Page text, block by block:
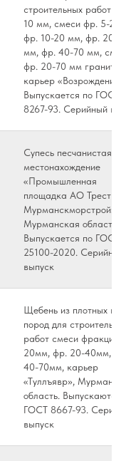
строительных работ
10 мм, смеси фр. 5-20
фр. 10-20 мм, фр. 20-
мм, фр. 40-70 мм,
фр. 20-70 мм
карьер «Возрождение».
Выпускается по ГОСТ
8267-93. Серийный
Супесь песчанистая,
местонахождение
«Промышленная
площадка АО Трест
Мурманскморстрой»,
Мурманская область.
Выпускается по ГОСТ
25100-2020. Серийный
выпуск
Щебень из плотных
пород для
работ смеси фракции
20мм, фр. 20-40мм,
40-70мм, карьер
«Туллъявр»,
область. Выпускаются
ГОСТ 8667-93.
выпуск